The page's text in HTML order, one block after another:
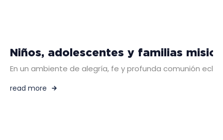
Niños, adolescentes y familias
En un ambiente de alegría, fe y profunda comunión
read more